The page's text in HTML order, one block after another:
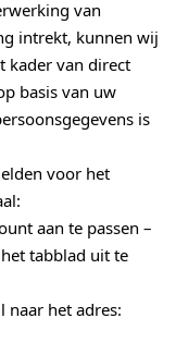
van
intrekt, kunnen wij
kader van direct
basis van uw
is
voor het
aan te passen –
tabblad uit te
naar het adres: